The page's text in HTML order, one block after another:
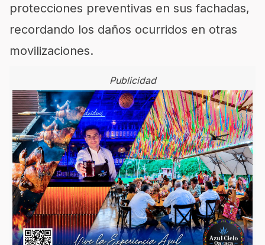
protecciones preventivas en sus fachadas,
recordando los daños ocurridos en otras
movilizaciones.
Publicidad